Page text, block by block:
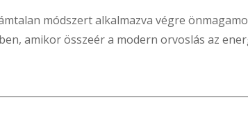
módszert alkalmazva végre
amikor összeér a modern orvoslás az